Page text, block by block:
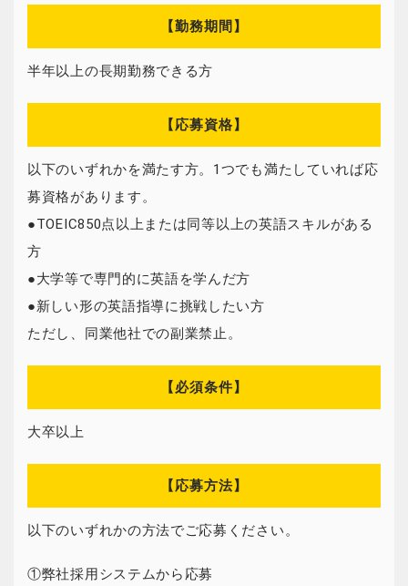
【勤務期間】
半年以上の長期勤務できる方
【応募資格】
以下のいずれかを満たす方。1つでも満たしていれば応
募資格があります。
●TOEIC850点以上または同等以上の英語スキルがある
方
●大学等で専門的に英語を学んだ方
●新しい形の英語指導に挑戦したい方
ただし、同業他社での副業禁止。
【必須条件】
大卒以上
【応募方法】
以下のいずれかの方法でご応募ください。
①弊社採用システムから応募